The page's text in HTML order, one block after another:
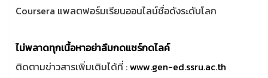
Coursera แพลตฟอร์มเรียนออนไลน์ชื่อดังระดับโลก
ไม่พลาดทุกเนื้อหาอย่าลืมกดแชร์กดไลค์
ติดตามข่าวสารเพิ่มเติมได้ที่ :www.gen-ed.ssru.ac.th